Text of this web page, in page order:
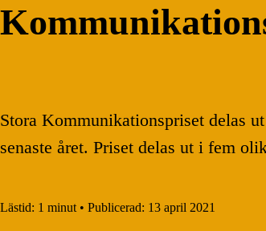
Stora Kommunikationspriset delas
senaste året. Priset delas ut i fem
Lästid: 1 minut • Publicerad: 13 april 2021